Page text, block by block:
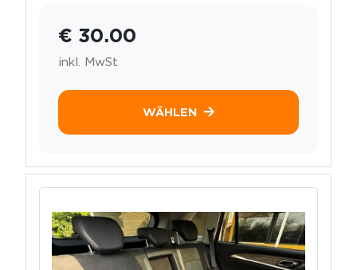
€ 30.00
inkl. MwSt
WÄHLEN